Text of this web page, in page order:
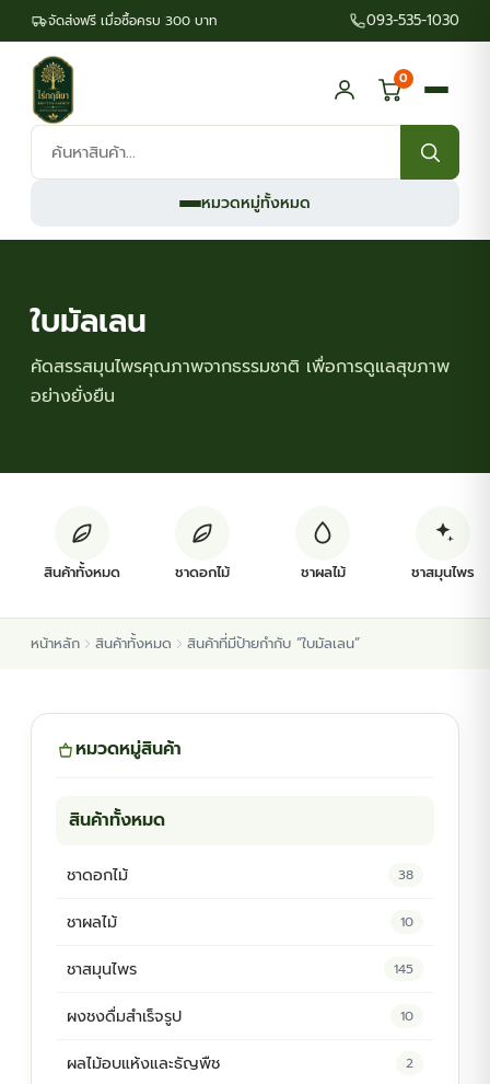
จัดส่งฟรี เมื่อซื้อครบ 300 บาท 093-535-1030
ค้นหา
สินค้า:
0
หมวดหมู่ทั้งหมด
ต้นพันธุ์สมุนไพร
ต้นพันธุ์ไม้ป่า
ใบมัลเลน
คัดสรรสมุนไพรคุณภาพจากธรรมชาติ เพื่อการดูแลสุขภาพ
อย่างยั่งยืน
สินค้าทั้งหมด ชาดอกไม้ ชาผลไม้ ชาสมุนไพร
หน้าหลัก สินค้าทั้งหมด สินค้าที่มีป้ายกำกับ “ใบมัลเลน”
หมวดหมู่สินค้า
สินค้าทั้งหมด
ชาดอกไม้ 38
ชาผลไม้ 10
ชาสมุนไพร 145
ผงชงดื่มสำเร็จรูป 10
ผลไม้อบแห้งและธัญพืช 2